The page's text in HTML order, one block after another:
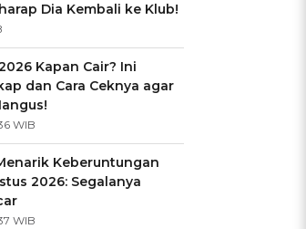
Dia Kembali ke Klub!
Kapan Cair? Ini
dan Cara Ceknya agar
WIB
Keberuntungan
2026: Segalanya
WIB